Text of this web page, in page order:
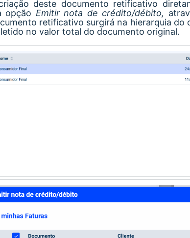
deste documento retificativo
opção Emitir nota de crédito/débito,
retificativo surgirá na hierarquia
no valor total do documento original.